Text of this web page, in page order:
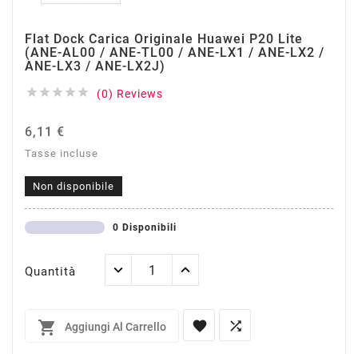
Flat Dock Carica Originale Huawei P20 Lite
(ANE-AL00 / ANE-TL00 / ANE-LX1 / ANE-LX2 /
ANE-LX3 / ANE-LX2J)
     (0) Reviews
6,11 €
Tasse incluse
Non disponibile
0 Disponibili
Quantità
 Aggiungi Al Carrello  